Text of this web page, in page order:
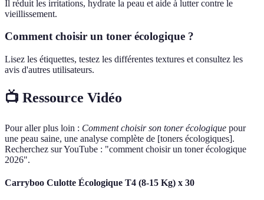
Il réduit les irritations, hydrate la peau et aide à lutter contre le
vieillissement.
Comment choisir un toner écologique ?
Lisez les étiquettes, testez les différentes textures et consultez les
avis d'autres utilisateurs.
📺 Ressource Vidéo
Pour aller plus loin : Comment choisir son toner écologique pour
une peau saine, une analyse complète de [toners écologiques].
Recherchez sur YouTube : "comment choisir un toner écologique
2026".
Carryboo Culotte Écologique T4 (8-15 Kg) x 30